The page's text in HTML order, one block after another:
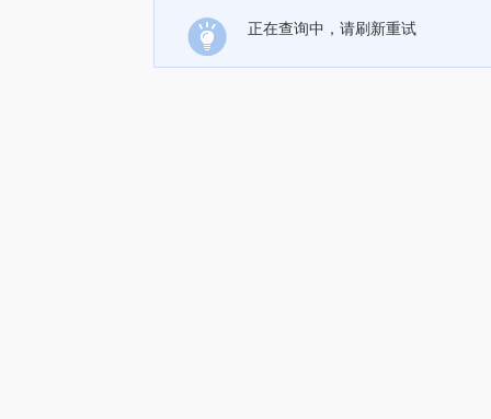
正在查询中，请刷新重试